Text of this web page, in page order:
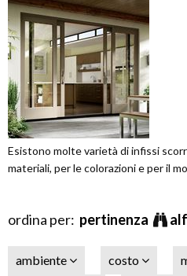
Esistono molte varietà di infissi
materiali, per le colorazioni e per il
ordina per: pertinenza
ambiente costo